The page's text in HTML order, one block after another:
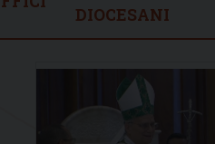
DIOCESANI